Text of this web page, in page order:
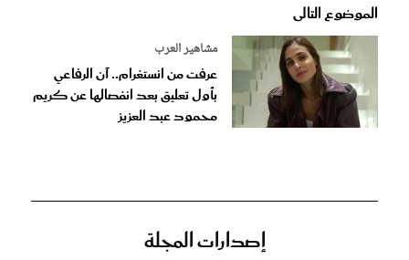
الموضوع التالى
مشاهير العرب
عرفت من انستغرام.. آن الرفاعي
بأول تعليق بعد انفصالها عن كريم
محمود عبد العزيز
إصدارات المجلة